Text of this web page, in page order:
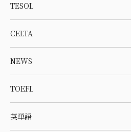
TESOL
CELTA
NEWS
TOEFL
英単語